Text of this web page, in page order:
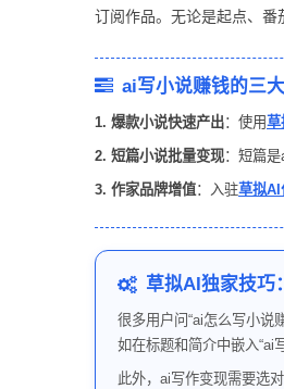
订阅作品。无论是起点、番
ai写小说赚钱的三
1. 爆款小说快速产出：使用草
2. 短篇小说批量变现：短篇
3. 作家品牌增值：入驻草拟AI
草拟AI独家技巧
很多用户问“ai怎么写小说
如在标题和简介中嵌入“ai
此外，ai写作变现需要选